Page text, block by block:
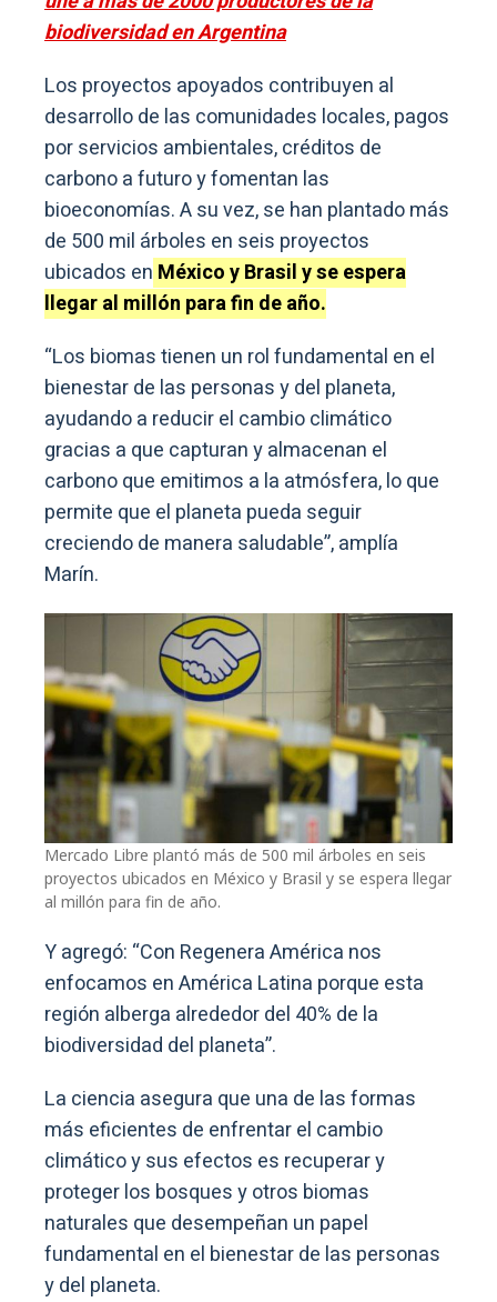
biodiversidad en Argentina
Los proyectos apoyados contribuyen al
desarrollo de las comunidades locales, pagos
por servicios ambientales, créditos de
carbono a futuro y fomentan las
bioeconomías. A su vez, se han plantado más
de 500 mil árboles en seis proyectos
ubicados en México y Brasil y se espera
llegar al millón para fin de año.
“Los biomas tienen un rol fundamental en el
bienestar de las personas y del planeta,
ayudando a reducir el cambio climático
gracias a que capturan y almacenan el
carbono que emitimos a la atmósfera, lo que
permite que el planeta pueda seguir
creciendo de manera saludable”, amplía
Marín.
Mercado Libre plantó más de 500 mil árboles en seis
proyectos ubicados en México y Brasil y se espera llegar
al millón para fin de año.
Y agregó: “Con Regenera América nos
enfocamos en América Latina porque esta
región alberga alrededor del 40% de la
biodiversidad del planeta”.
La ciencia asegura que una de las formas
más eficientes de enfrentar el cambio
climático y sus efectos es recuperar y
proteger los bosques y otros biomas
naturales que desempeñan un papel
fundamental en el bienestar de las personas
y del planeta.